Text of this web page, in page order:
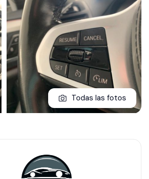
Todas las fotos